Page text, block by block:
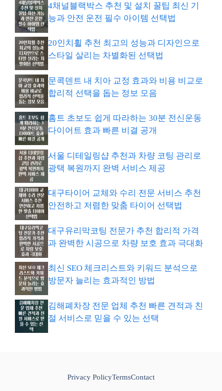
4채널블랙박스 추천 및 설치 꿀팁 최신 기
능과 안전 운전 필수 아이템 선택법
20인치휠 추천 최고의 성능과 디자인으로
스타일 살리는 차별화된 선택법
문콕덴트 내 치아 교정 효과와 비용 비교로
합리적 선택을 돕는 정보 모음
홈트 초보도 쉽게 따라하는 30분 전신운동
다이어트 효과 빠른 비결 공개
서울 디테일링샵 추천과 차량 코팅 관리로
광택 복원까지 완벽 서비스 제공
대구타이어 교체와 수리 전문 서비스 추천
안전하고 저렴한 맞춤 타이어 선택법
대구유리막코팅 전문가 추천 합리적 가격
과 완벽한 시공으로 차량 보호 효과 극대화
최신 SEO 체크리스트와 키워드 분석으로
방문자 늘리는 효과적인 방법
김해폐차장 전문 업체 추천 빠른 견적과 친
절 서비스로 믿을 수 있는 선택
Privacy PolicyTermsContact